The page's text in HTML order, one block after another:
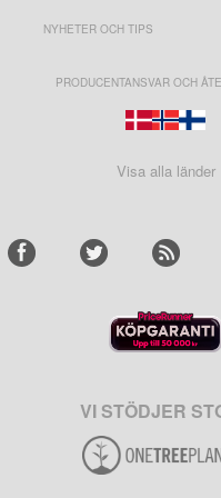
NYHETER OCH TIPS
PRODUCENTANSVAR OCH
Visa alla länder
VI STÖDJER